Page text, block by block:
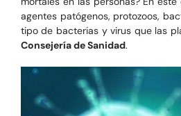
agentes patógenos, protozoos,
tipo de bacterias y virus que las
Consejería de Sanidad.